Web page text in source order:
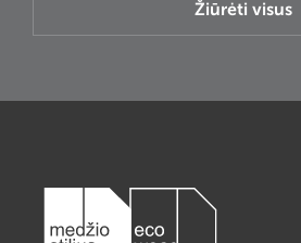
Žiūrėti visus